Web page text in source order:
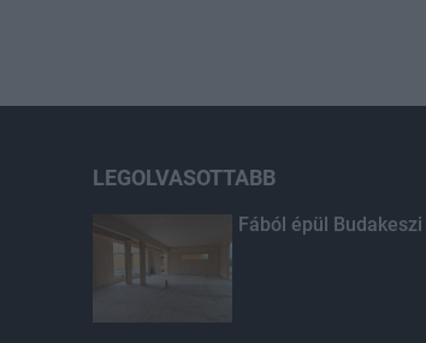
LEGOLVASOTTABB
Fából épül